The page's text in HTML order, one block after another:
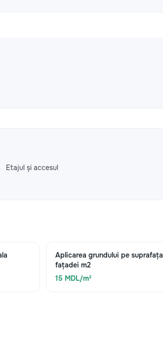
Etajul și accesul
Aplicarea grundului pe suprafața
fațadei m2
15 MDL/m²